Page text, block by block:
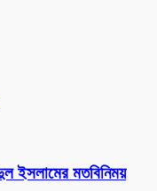
ইসলামের মতবিনিময়